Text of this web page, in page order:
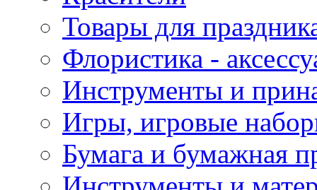
Товары для
Флористика -
Инструменты и
Игры, игровые
Бумага и бумажная